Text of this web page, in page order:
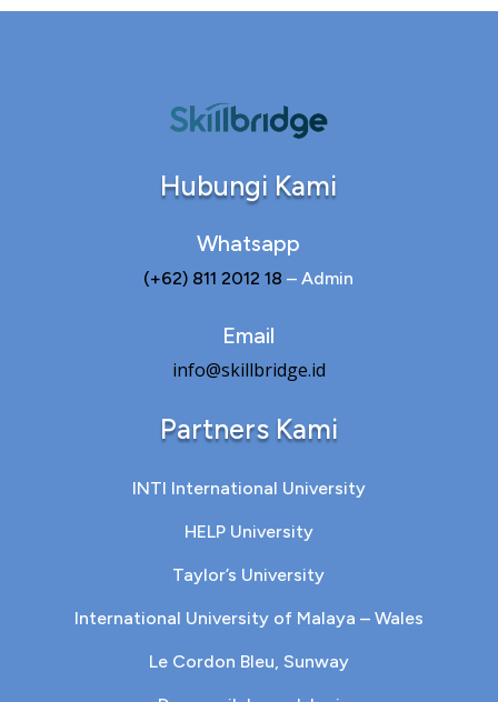
Hubungi Kami
Whatsapp
(+62) 811 2012 18– Admin
Email
info@skillbridge.id
Partners Kami
INTI International University
HELP University
Taylor’s University
International University of Malaya – Wales
Le Cordon Bleu, Sunway